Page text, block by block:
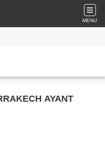
MENU
AYANT